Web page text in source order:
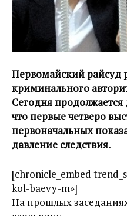
Первомайский райсуд
криминального
Сегодня
что первые четверо
первоначальных
давление следствия.
[chronicle_embed
kol-baevy-m»]
На прошлых